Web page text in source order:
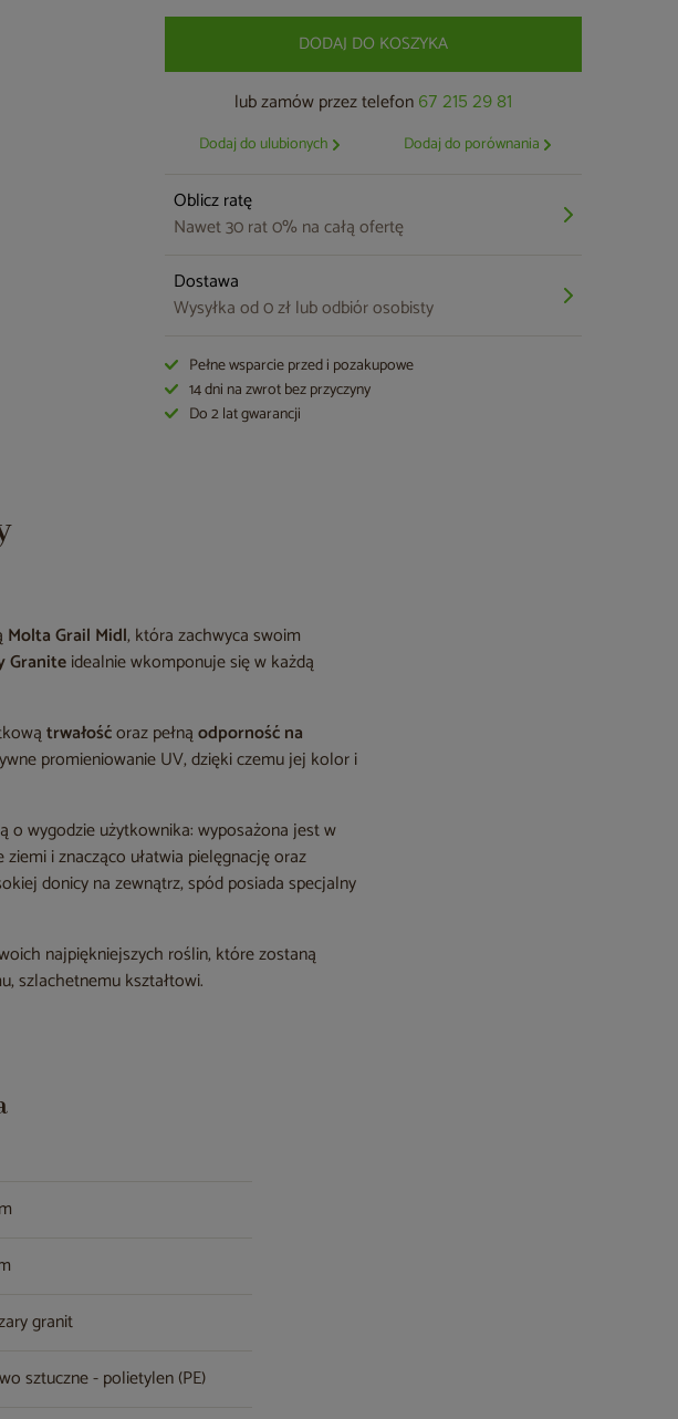
DODAJ DO KOSZYKA
lub zamów przez telefon 67 215 29 81
Dodaj do ulubionych Dodaj do porównania
Oblicz ratę
Nawet 30 rat 0% na całą ofertę
Dostawa
Wysyłka od 0 zł lub odbiór osobisty
Pełne wsparcie przed i pozakupowe
14 dni na zwrot bez przyczyny
Do 2 lat gwarancji
Molta Grail Midl, która zachwyca swoim
Graniteidealnie wkomponuje się w każdą
trwałośćoraz pełnąodporność na
promieniowanie UV, dzięki czemu jej kolor i
o wygodzie użytkownika: wyposażona jest w
i znacząco ułatwia pielęgnację oraz
donicy na zewnątrz, spód posiada specjalny
najpiękniejszych roślin, które zostaną
szlachetnemu kształtowi.
granit
sztuczne - polietylen (PE)